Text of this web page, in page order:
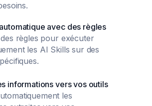
avec des règles
règles pour exécuter
les AI Skills sur des
informations vers vos outils
les